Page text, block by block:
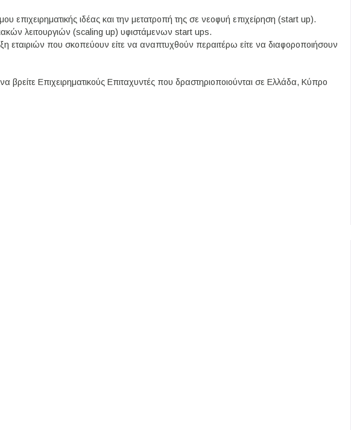
επιχειρηματικής ιδέας και την μετατροπή της σε νεοφυή επιχείρηση (start up).
λειτουργιών (scaling up) υφιστάμενων start ups.
εταιριών που σκοπεύουν είτε να αναπτυχθούν περαιτέρω είτε να διαφοροποιήσουν
βρείτε Επιχειρηματικούς Επιταχυντές που δραστηριοποιούνται σε Ελλάδα, Κύπρο